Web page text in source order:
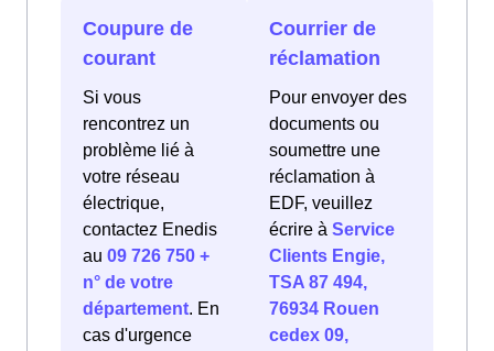
Coupure de
courant
Si vous
rencontrez un
problème lié à
votre réseau
électrique,
contactez Enedis
au 09 726 750 +
n° de votre
département. En
cas d'urgence
Courrier de
réclamation
Pour envoyer des
documents ou
soumettre une
réclamation à
EDF, veuillez
écrire à Service
Clients Engie,
TSA 87 494,
76934 Rouen
cedex 09,